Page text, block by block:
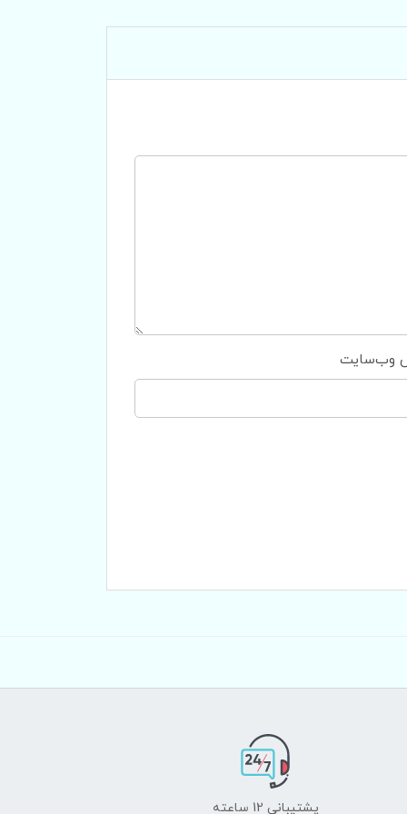
وب‌سایت
پشتیبانی 12 ساعته